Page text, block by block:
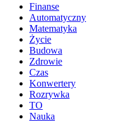
Finanse
Automatyczny
Matematyka
Życie
Budowa
Zdrowie
Czas
Konwertery
Rozrywka
TO
Nauka